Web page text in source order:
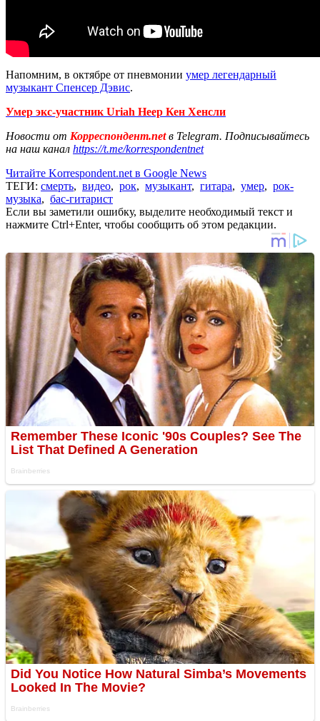
Напомним, в октябре от пневмонии умер легендарный
музыкант Спенсер Дэвис.
Умер экс-участник Uriah Heep Кен Хенсли
Новости от Корреспондент.netв Telegram. Подписывайтесь
на наш канал https://t.me/korrespondentnet
Читайте Korrespondent.net в Google News
ТЕГИ: смерть, видео, рок, музыкант, гитара, умер, рок-
музыка, бас-гитарист
Если вы заметили ошибку, выделите необходимый текст и
нажмите Ctrl+Enter, чтобы сообщить об этом редакции.